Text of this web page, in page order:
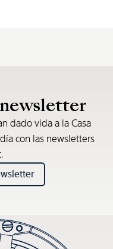
dado vida a la Casa
con las newsletters